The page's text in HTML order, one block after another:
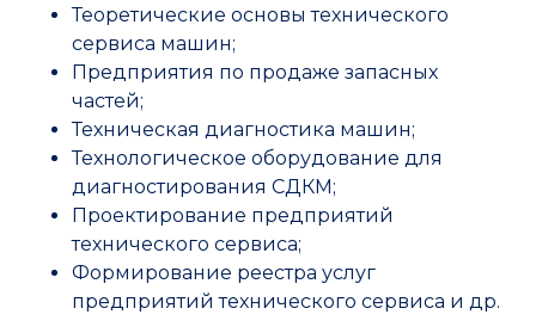
Теоретические основы технического
сервиса машин;
Предприятия по продаже запасных
частей;
Техническая диагностика машин;
Технологическое оборудование для
диагностирования СДКМ;
Проектирование предприятий
технического сервиса;
Формирование реестра услуг
предприятий технического сервиса и др.